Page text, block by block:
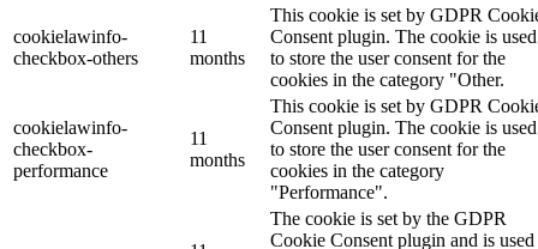
cookielawinfo-
checkbox-others
11
months
This cookie is set by GDPR
Consent plugin. The cookie is used
to store the user consent for the
cookies in the category "Other.
cookielawinfo-
checkbox-
performance
11
months
This cookie is set by GDPR
Consent plugin. The cookie is used
to store the user consent for the
cookies in the category
"Performance".
The cookie is set by the GDPR
Cookie Consent plugin and is used